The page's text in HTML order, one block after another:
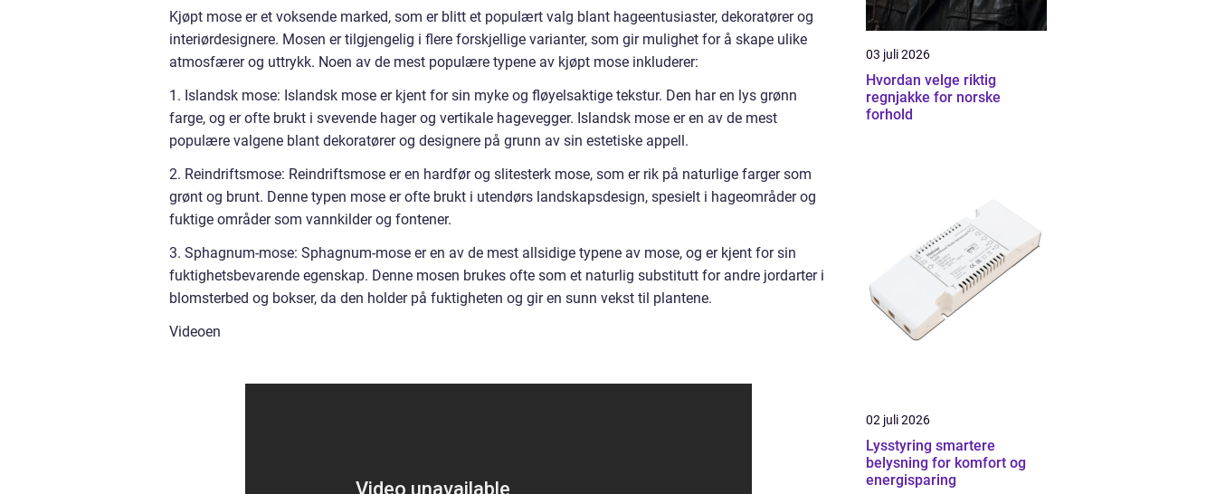
Kjøpt mose er et voksende marked, som er blitt et populært valg blant hageentusiaster, dekoratører og
interiørdesignere. Mosen er tilgjengelig i flere forskjellige varianter, som gir mulighet for å skape ulike
atmosfærer og uttrykk. Noen av de mest populære typene av kjøpt mose inkluderer:
1. Islandsk mose: Islandsk mose er kjent for sin myke og fløyelsaktige tekstur. Den har en lys grønn
farge, og er ofte brukt i svevende hager og vertikale hagevegger. Islandsk mose er en av de mest
populære valgene blant dekoratører og designere på grunn av sin estetiske appell.
2. Reindriftsmose: Reindriftsmose er en hardfør og slitesterk mose, som er rik på naturlige farger som
grønt og brunt. Denne typen mose er ofte brukt i utendørs landskapsdesign, spesielt i hageområder og
fuktige områder som vannkilder og fontener.
3. Sphagnum-mose: Sphagnum-mose er en av de mest allsidige typene av mose, og er kjent for sin
fuktighetsbevarende egenskap. Denne mosen brukes ofte som et naturlig substitutt for andre jordarter i
blomsterbed og bokser, da den holder på fuktigheten og gir en sunn vekst til plantene.
Videoen
03 juli 2026
Hvordan velge riktig
regnjakke for norske
forhold
02 juli 2026
Lysstyring smartere
belysning for komfort og
energisparing